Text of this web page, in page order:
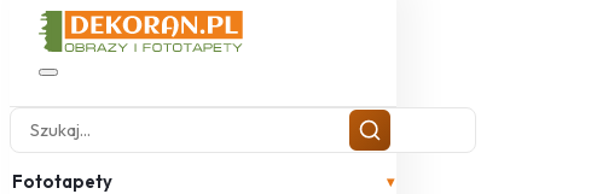
Fototapety ▾